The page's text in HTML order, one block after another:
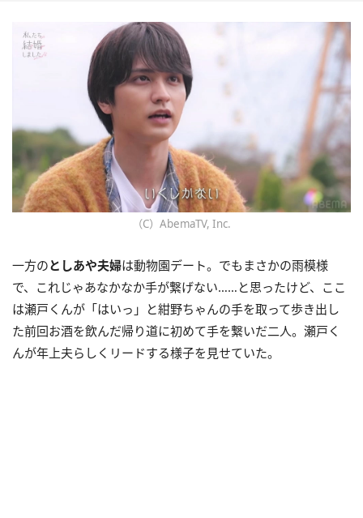
（C）AbemaTV, Inc.
一方のとしあや夫婦は動物園デート。でもまさかの雨模様
で、これじゃあなかなか手が繋げない……と思ったけど、ここ
は瀬戸くんが「はいっ」と紺野ちゃんの手を取って歩き出し
た前回お酒を飲んだ帰り道に初めて手を繋いだ二人。瀬戸く
んが年上夫らしくリードする様子を見せていた。